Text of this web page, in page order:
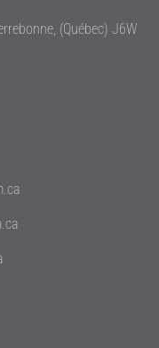
(Québec) J6W